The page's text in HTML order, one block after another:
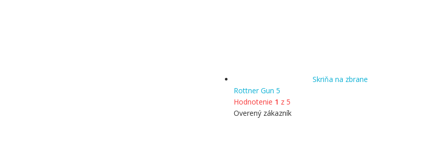
Skriňa na zbrane
Rottner Gun 5
Hodnotenie 1 z 5
Overený zákazník